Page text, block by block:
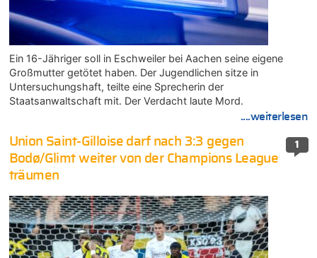
Ein 16-Jähriger soll in Eschweiler bei Aachen seine eigene
Großmutter getötet haben. Der Jugendlichen sitze in
Untersuchungshaft, teilte eine Sprecherin der
Staatsanwaltschaft mit. Der Verdacht laute Mord.
....weiterlesen
1
Union Saint-Gilloise darf nach 3:3 gegen
Bodø/Glimt weiter von der Champions League
träumen